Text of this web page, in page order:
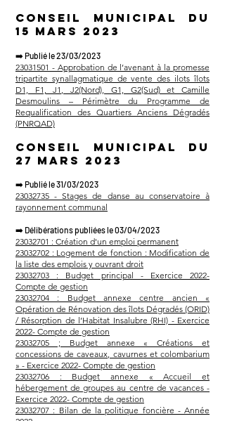
Conseil municipal du
15 mars 2023
➡️Publié le 23/03/2023
23031501 - Approbation de l’avenant à la promesse
tripartite synallagmatique de vente des ilots îlots
D1, F1, J1, J2(Nord), G1, G2(Sud) et Camille
Desmoulins – Périmètre du Programme de
Requalification des Quartiers Anciens Dégradés
(PNRQAD)
Conseil municipal du
27 mars 2023
➡️Publié le 31/03/2023
23032735 - Stages de danse au conservatoire à
rayonnement communal
➡️ Délibérations publiées le 03/04/2023
23032701 : Création d'un emploi permanent
23032702 : Logement de fonction : Modification de
la liste des emplois y ouvrant droit
23032703 : Budget principal - Exercice 2022-
Compte de gestion
23032704 : Budget annexe centre ancien «
Opération de Rénovation des îlots Dégradés (ORID)
/ Résorption de l’Habitat Insalubre (RHI) - Exercice
2022- Compte de gestion
23032705 ; Budget annexe « Créations et
concessions de caveaux, cavurnes et colombarium
» - Exercice 2022- Compte de gestion
23032706 : Budget annexe « Accueil et
hébergement de groupes au centre de vacances -
Exercice 2022- Compte de gestion
23032707 : Bilan de la politique foncière - Année